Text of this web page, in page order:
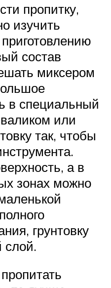
пропитку,
изучить
состав
миксером
в специальный
или
так, чтобы
а в
зонах можно
грунтовку
слой.